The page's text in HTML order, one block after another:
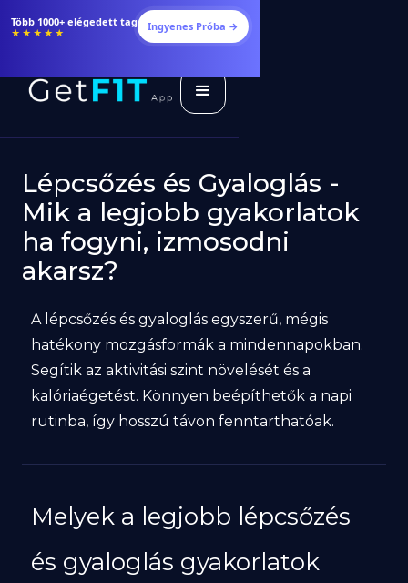
Több 1000+ elégedett tag
★★★★★ Ingyenes Próba →
Lépcsőzés és Gyaloglás -
Mik a legjobb gyakorlatok
ha fogyni, izmosodni
akarsz?
A lépcsőzés és gyaloglás egyszerű, mégis
hatékony mozgásformák a mindennapokban.
Segítik az aktivitási szint növelését és a
kalóriaégetést. Könnyen beépíthetők a napi
rutinba, így hosszú távon fenntarthatóak.
Melyek a legjobb lépcsőzés
és gyaloglás gyakorlatok